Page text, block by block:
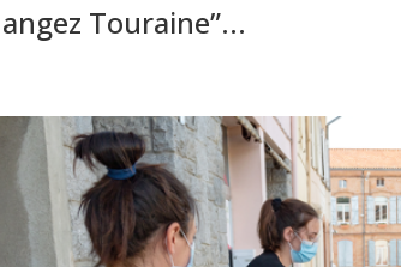
Touraine”...